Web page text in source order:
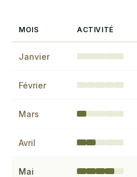
MOIS ACTIVITÉ
Janvier
Février
Mars
Avril
Mai